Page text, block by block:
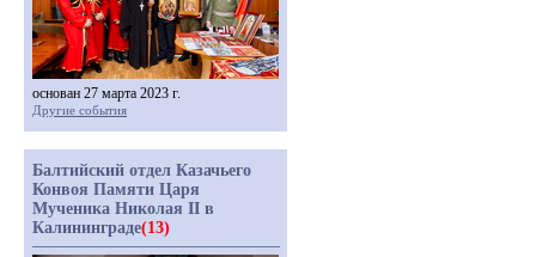
основан 27 марта 2023 г.
Другие события
Балтийский отдел Казачьего
Конвоя Памяти Царя
Мученика Николая II в
Калининграде(13)